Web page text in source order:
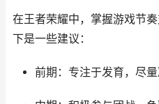
在王者荣耀中，掌握游戏节
下是一些建议：
前期：专注于发育，尽